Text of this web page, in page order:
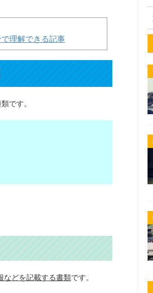
理解できる記事
です。
などを記載する書類です。